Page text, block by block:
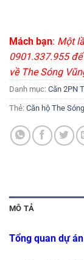
Mách bạn: Một
0901.337.955
về The Sóng
Danh mục: Căn 2PN
Thẻ: Căn hộ The
MÔ TẢ
Tổng quan dự